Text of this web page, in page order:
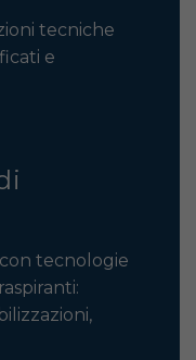
tecniche
e
tecnologie